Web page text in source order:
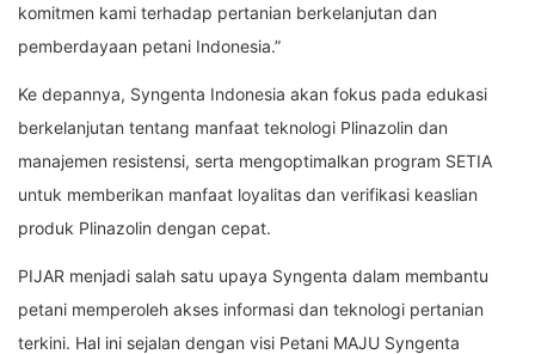
komitmen kami terhadap pertanian berkelanjutan dan
pemberdayaan petani Indonesia.”
Ke depannya, Syngenta Indonesia akan fokus pada edukasi
berkelanjutan tentang manfaat teknologi Plinazolin dan
manajemen resistensi, serta mengoptimalkan program SETIA
untuk memberikan manfaat loyalitas dan verifikasi keaslian
produk Plinazolin dengan cepat.
PIJAR menjadi salah satu upaya Syngenta dalam membantu
petani memperoleh akses informasi dan teknologi pertanian
terkini. Hal ini sejalan dengan visi Petani MAJU Syngenta